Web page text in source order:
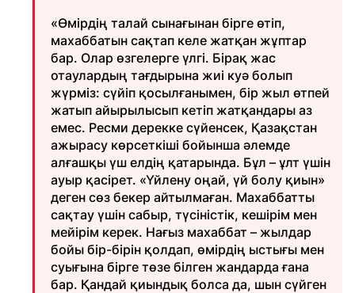
«Өмірдің талай сынағынан бірге өтіп,
махаббатын сақтап келе жатқан жұптар
бар. Олар өзгелерге үлгі. Бірақ жас
отаулардың тағдырына жиі куә болып
жүрміз: сүйіп қосылғанымен, бір жыл өтпей
жатып айырылысып кетіп жатқандары аз
емес. Ресми дерекке сүйенсек, Қазақстан
ажырасу көрсеткіші бойынша әлемде
алғашқы үш елдің қатарында. Бұл – ұлт үшін
ауыр қасірет. «Үйлену оңай, үй болу қиын»
деген сөз бекер айтылмаған. Махаббатты
сақтау үшін сабыр, түсіністік, кешірім мен
мейірім керек. Нағыз махаббат – жылдар
бойы бір-бірін қолдап, өмірдің ыстығы мен
суығына бірге төзе білген жандарда ғана
бар. Қандай қиындық болса да, шын сүйген